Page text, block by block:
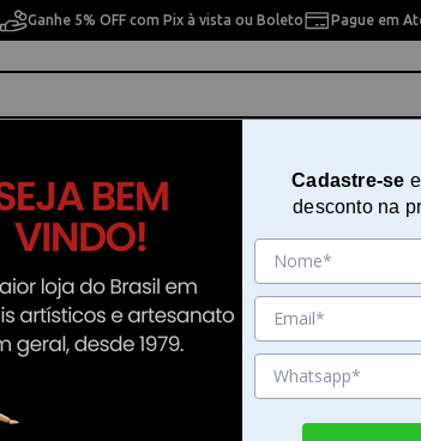
Ganhe 5% OFF com Pix à vista ou Boleto Pague em
Pintura
Lápis Jumbo Faber-castell 2b
Cadastre-se
desconto na